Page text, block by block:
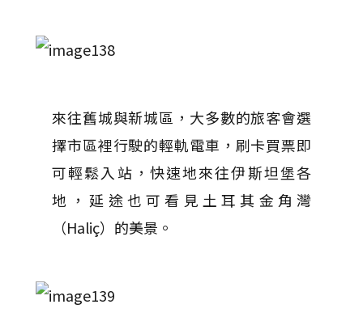
來往舊城與新城區，大多數的旅客會選
擇市區裡行駛的輕軌電車，刷卡買票即
可輕鬆入站，快速地來往伊斯坦堡各
地，延途也可看見土耳其金角灣
（Haliç）的美景。